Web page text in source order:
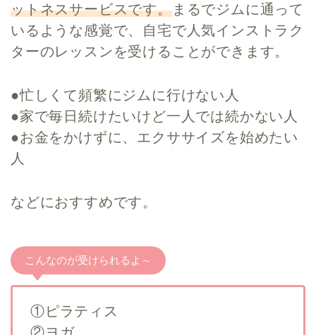
ットネスサービスです。まるでジムに通って
いるような感覚で、自宅で人気インストラク
ターのレッスンを受けることができます。
●忙しくて頻繁にジムに行けない人
●家で毎日続けたいけど一人では続かない人
●お金をかけずに、エクササイズを始めたい
人
などにおすすめです。
こんなのが受けられるよ～
①ピラティス
②ヨガ